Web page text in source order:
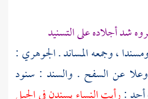
شد أجلاده على التسنيد
، وجمعه المساند .الجوهري :
وعلا عن السفح . والسند : سنود